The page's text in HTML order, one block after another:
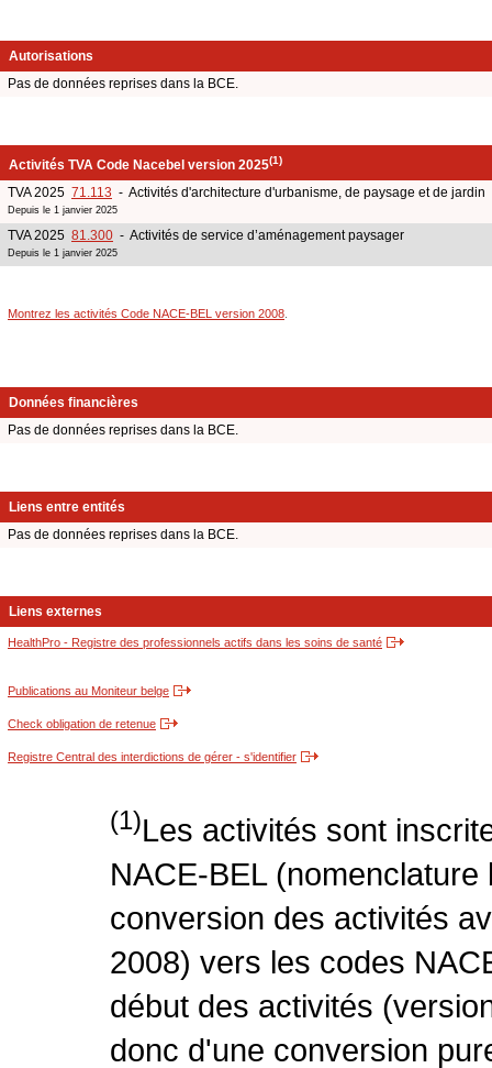
Autorisations
Pas de données reprises dans la BCE.
Activités TVA Code Nacebel version 2025(1)
TVA 2025 71.113 - Activités d'architecture d'urbanisme, de paysage et de jardin
Depuis le 1 janvier 2025
TVA 2025 81.300 - Activités de service d’aménagement paysager
Depuis le 1 janvier 2025
Montrez les activités Code NACE-BEL version 2008
Données financières
Pas de données reprises dans la BCE.
Liens entre entités
Pas de données reprises dans la BCE.
Liens externes
HealthPro - Registre des professionnels actifs dans les soins de santé
Publications au Moniteur belge
Check obligation de retenue
Registre Central des interdictions de gérer - s'identifier
(1)Les activités sont
NACE-BEL
conversion des activités
2008) vers les codes
début des activités
donc d'une conversion